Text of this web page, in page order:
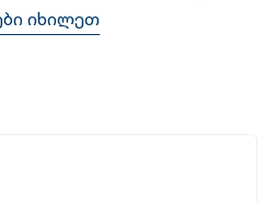
იხილეთ